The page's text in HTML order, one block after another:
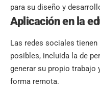
para su diseño y
Aplicación en la
Las redes sociales
posibles, incluida la de
generar su propio trabajo
forma remota.